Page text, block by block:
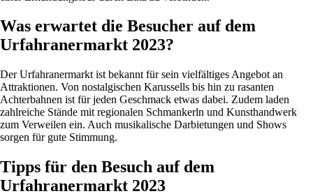
Was erwartet die Besucher auf dem
Urfahranermarkt 2023?
Der Urfahranermarkt ist bekannt für sein vielfältiges Angebot an
Attraktionen. Von nostalgischen Karussells bis hin zu rasanten
Achterbahnen ist für jeden Geschmack etwas dabei. Zudem laden
zahlreiche Stände mit regionalen Schmankerln und Kunsthandwerk
zum Verweilen ein. Auch musikalische Darbietungen und Shows
sorgen für gute Stimmung.
Tipps für den Besuch auf dem
Urfahranermarkt 2023